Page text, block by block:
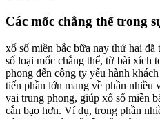
Các mốc chẳng thể trong
xổ số miền bắc bữa nay thứ hai đã
số loại mốc chẳng thể, từ bài xích
phong đến công ty yếu hành
tiến phần lớn mang về phần nhiều
vai trung phong, giúp xổ số miền
cắn bạo hơn. Ví dụ, trong phần